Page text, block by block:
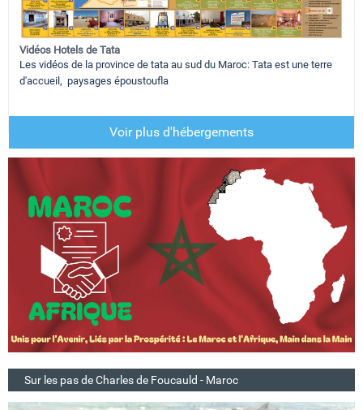
Vidéos Hotels de Tata
Les vidéos de la province de tata au sud du Maroc: Tata est une terre
d'accueil, paysages époustoufla
Voir plus d'hébergements
Sur les pas de Charles de Foucauld - Maroc